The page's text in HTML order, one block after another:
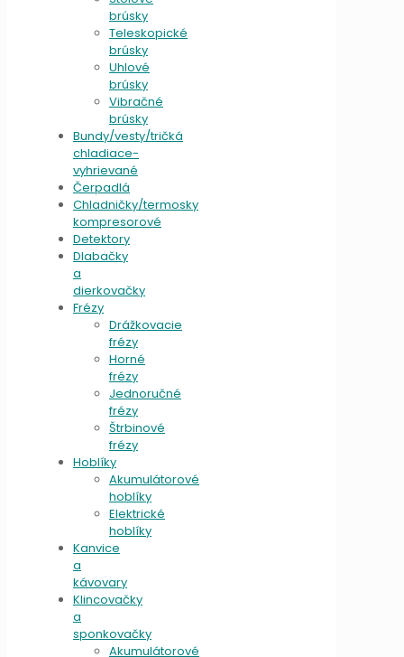
brúsky
Teleskopické
brúsky
Uhlové
brúsky
Vibračné
brúsky
Bundy/vesty/tričká
chladiace-
vyhrievané
Čerpadlá
Chladničky/termosky
kompresorové
Detektory
Dlabačky
a
dierkovačky
Frézy
Drážkovacie
frézy
Horné
frézy
Jednoručné
frézy
Štrbinové
frézy
Hoblíky
Akumulátorové
hoblíky
Elektrické
hoblíky
Kanvice
a
kávovary
Klincovačky
a
sponkovačky
Akumulátorové